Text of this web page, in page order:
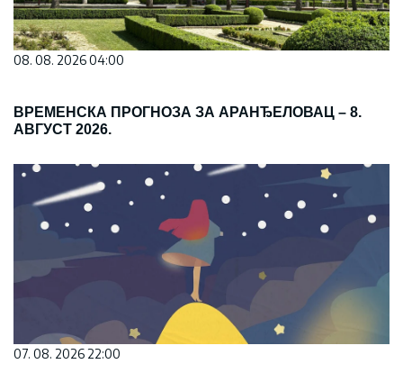
08. 08. 2026 04:00
ВРЕМЕНСКА ПРОГНОЗА ЗА АРАНЂЕЛОВАЦ – 8.
АВГУСТ 2026.
07. 08. 2026 22:00